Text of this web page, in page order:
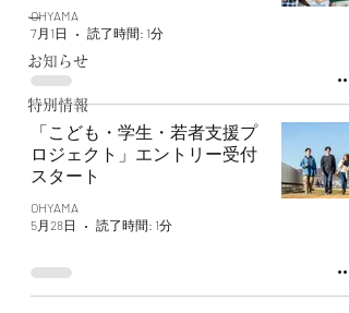
ー
お知らせ
特別情報
OHYAMA
7月1日
読了時間: 1分
「こども・学生・若者支援プ
ロジェクト」エントリー受付
スタート
OHYAMA
5月28日
読了時間: 1分